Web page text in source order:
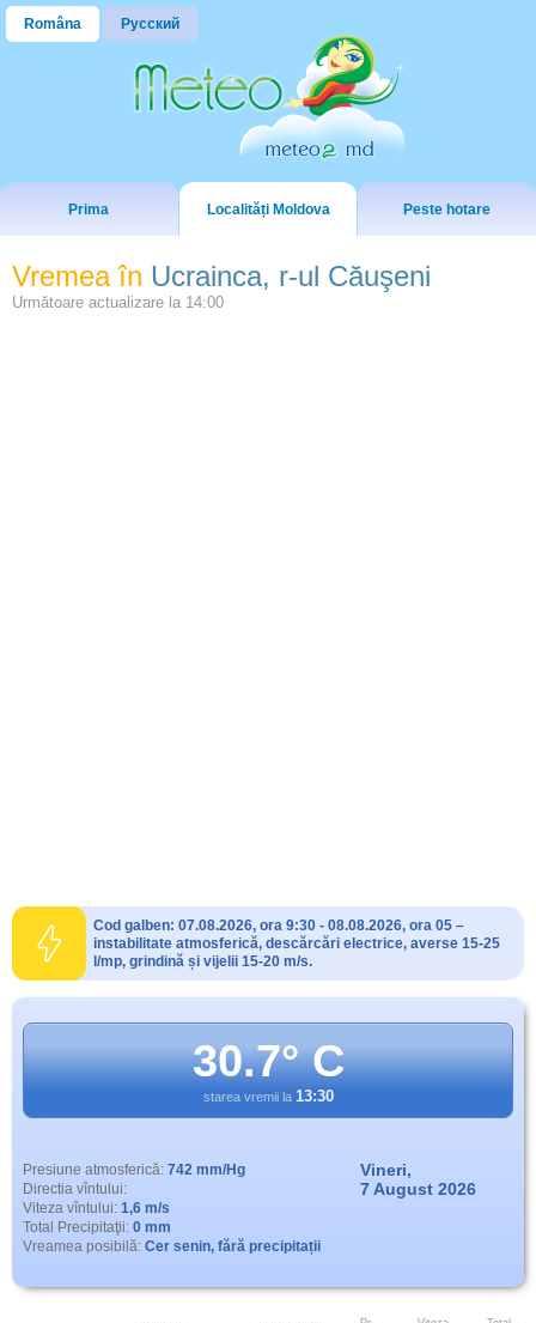
Româna Русский
Prima Localități Moldova Peste hotare
Vremea în Ucrainca, r-ul Căuşeni
Următoare actualizare la 14:00
Cod galben: 07.08.2026, ora 9:30 - 08.08.2026, ora 05 –
instabilitate atmosferică, descărcări electrice, averse 15-25
l/mp, grindină și vijelii 15-20 m/s.
30.7° C
starea vremii la 13:30
Presiune atmosferică: 742 mm/Hg
Directia vîntului:
Viteza vîntului: 1,6 m/s
Total Precipitaţii: 0 mm
Vreamea posibilă: Cer senin, fără precipitații
Vineri,
7 August 2026